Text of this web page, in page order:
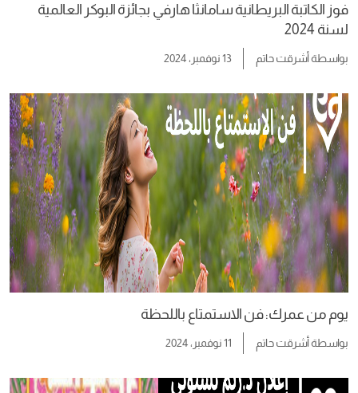
فوز الكاتبة البريطانية سامانثا هارفي بجائزة البوكر العالمية
لسنة 2024
بواسطةأشرقت حاتم 13 نوفمبر، 2024
يوم من عمرك: فن الاستمتاع باللحظة
بواسطةأشرقت حاتم 11 نوفمبر، 2024